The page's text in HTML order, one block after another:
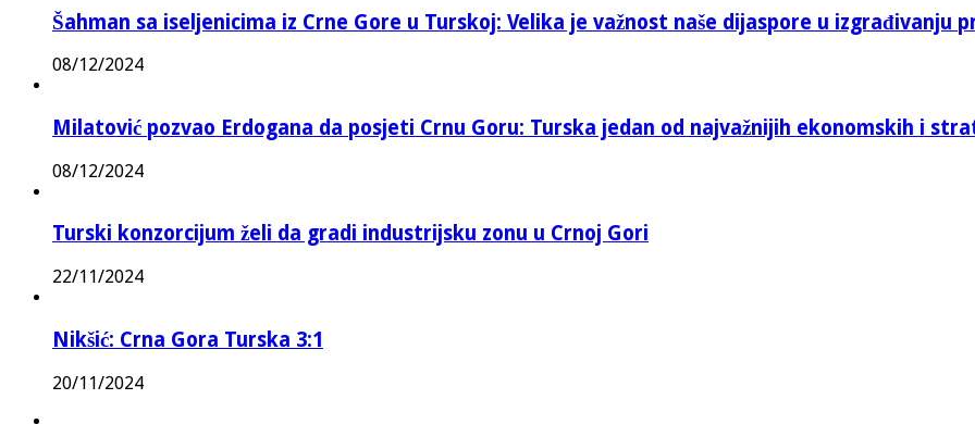
Šahman sa iseljenicima iz Crne Gore u Turskoj: Velika je važnost naše dijaspore u izgrađivanju
08/12/2024
Milatović pozvao Erdogana da posjeti Crnu Goru: Turska jedan od najvažnijih ekonomskih i
08/12/2024
Turski konzorcijum želi da gradi industrijsku zonu u Crnoj Gori
22/11/2024
Nikšić: Crna Gora Turska 3:1
20/11/2024